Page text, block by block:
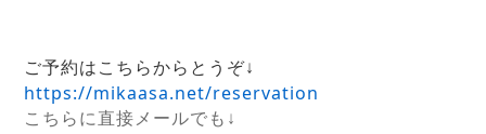
ご予約はこちらからとうぞ↓
https://mikaasa.net/reservation
こちらに直接メールでも↓